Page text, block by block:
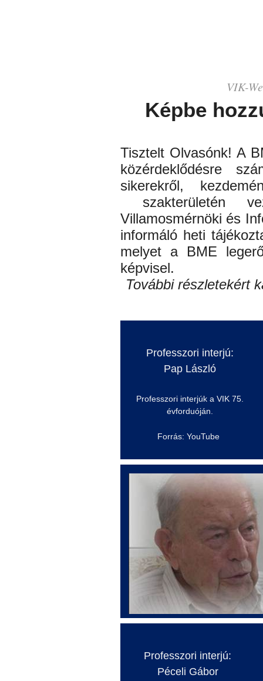
VIK-
Képbe
Tisztelt Olvasónk! A
közérdeklődésre
sikerekről,
szakterületén
Villamosmérnöki és
informáló heti
melyet a BME
képvisel.
További részletekért
Professzori interjú:
Pap László
Professzori interjúk a VIK 75.
évforduóján
Forrás: YouTube
Professzori interjú:
Péceli Gábor